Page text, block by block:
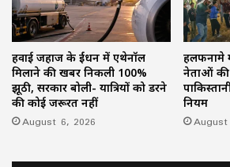
हवाई जहाज के ईंधन में एथेनॉल
मिलाने की खबर निकली 100%
झूठी, सरकार बोली- यात्रियों को डरने
की कोई जरूरत नहीं
August 6, 2026
हलफनामे
नेताओं की
नियम